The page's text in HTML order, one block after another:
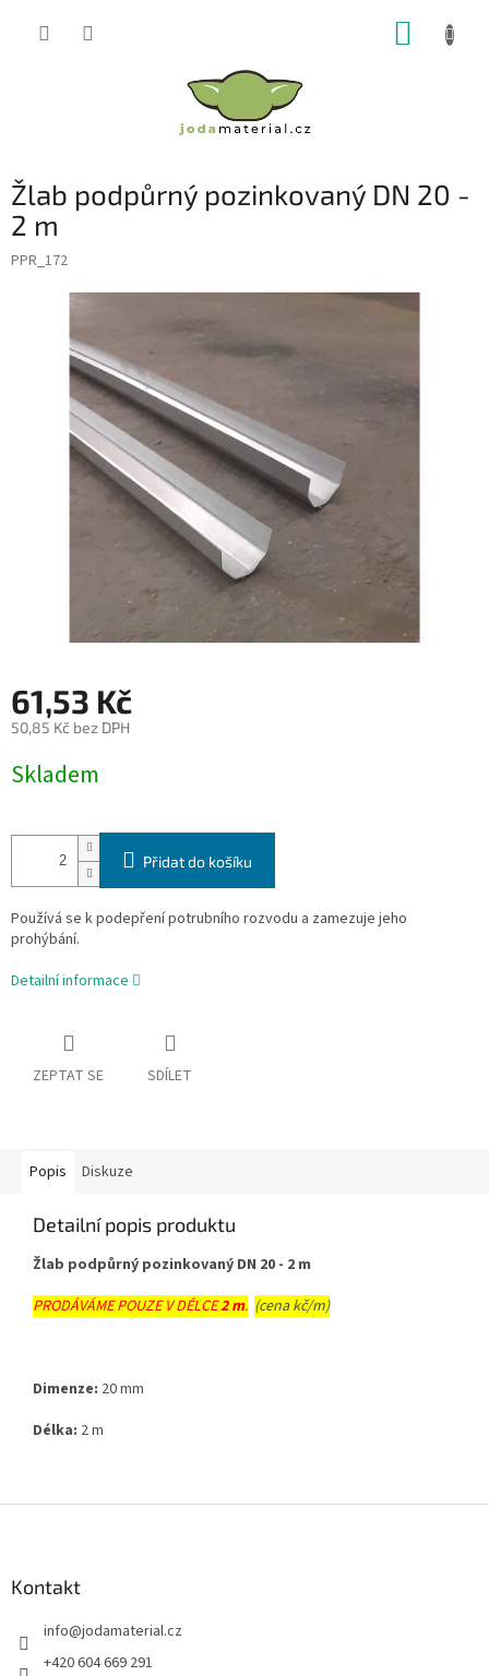
Žlab podpůrný pozinkovaný DN 20 -
2 m
PPR_172
61,53 Kč
50,85 Kč bez DPH
cena:
Skladem
Přidat do košíku
Používá se k podepření potrubního rozvodu a zamezuje jeho
prohýbání.
Detailní informace
ZEPTAT SE SDÍLET
Popis Diskuze
Detailní popis produktu
Žlab podpůrný pozinkovaný DN 20 - 2 m
PRODÁVÁME POUZE V DÉLCE2 m. (cena kč/m)
Dimenze: 20 mm
Délka: 2 m
Kontakt
info@jodamaterial.cz
+420 604 669 291